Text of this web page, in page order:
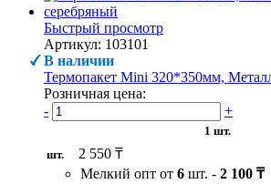
Быстрый просмотр
Артикул: 103101
В наличии
Термопакет Mini 320*350мм,
Розничная цена:
-
+
1 шт.
шт.
2 550 ₸
Мелкий опт от 6 шт. - 2 100 ₸